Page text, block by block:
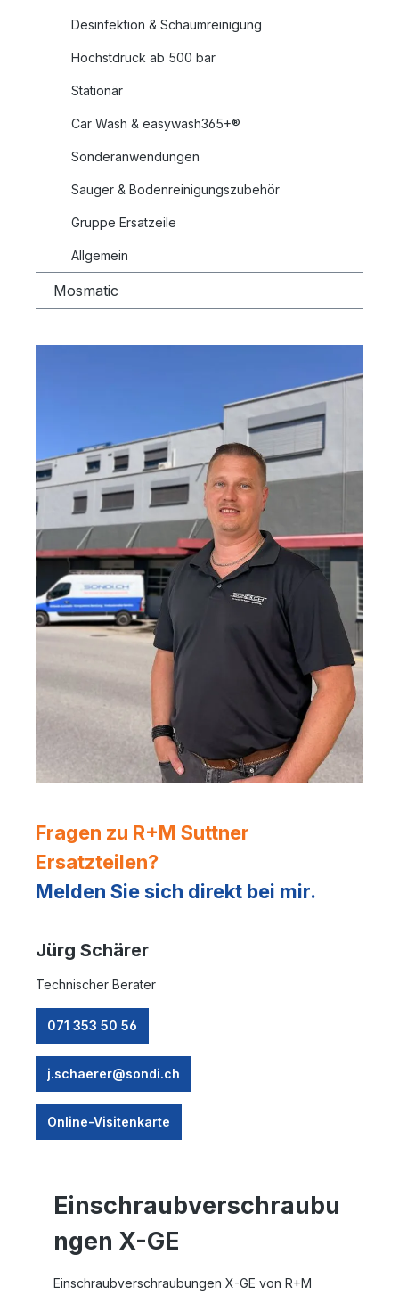
Desinfektion & Schaumreinigung
Höchstdruck ab 500 bar
Stationär
Car Wash & easywash365+®
Sonderanwendungen
Sauger & Bodenreinigungszubehör
Gruppe Ersatzeile
Allgemein
Mosmatic
Fragen zu R+M Suttner
Ersatzteilen?
Melden Sie sich direkt bei mir.
Jürg Schärer
Technischer Berater
071 353 50 56
j.schaerer@sondi.ch
Online-Visitenkarte
Einschraubverschraubu
ngen X-GE
Einschraubverschraubungen X-GE von R+M